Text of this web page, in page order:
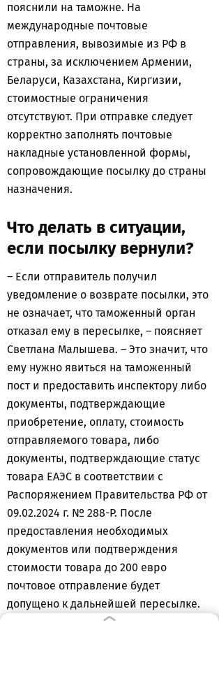
пояснили на таможне. На
международные почтовые
отправления, вывозимые из РФ в
страны, за исключением Армении,
Беларуси, Казахстана, Киргизии,
стоимостные ограничения
отсутствуют. При отправке следует
корректно заполнять почтовые
накладные установленной формы,
сопровождающие посылку до страны
назначения.
Что делать в ситуации,
если посылку вернули?
– Если отправитель получил
уведомление о возврате посылки, это
не означает, что таможенный орган
отказал ему в пересылке, – поясняет
Светлана Малышева. – Это значит, что
ему нужно явиться на таможенный
пост и предоставить инспектору либо
документы, подтверждающие
приобретение, оплату, стоимость
отправляемого товара, либо
документы, подтверждающие статус
товара ЕАЭС в соответствии с
Распоряжением Правительства РФ от
09.02.2024 г. № 288-Р. После
предоставления необходимых
документов или подтверждения
стоимости товара до 200 евро
почтовое отправление будет
допущено к дальнейшей пересылке.